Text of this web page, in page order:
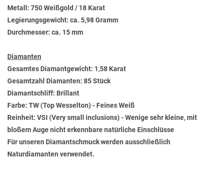
Metall: 750 Weißgold / 18 Karat
Legierungsgewicht: ca. 5,98 Gramm
Durchmesser: ca. 15 mm
Diamanten
Gesamtes Diamantgewicht: 1,58 Karat
Gesamtzahl Diamanten: 85 Stück
Diamantschliff: Brillant
Farbe: TW (Top Wesselton) - Feines Weiß
Reinheit: VSI (Very small inclusions) - Wenige sehr kleine, mit
bloßem Auge nicht erkennbare natürliche Einschlüsse
Für unseren Diamantschmuck werden ausschließlich
Naturdiamanten verwendet.